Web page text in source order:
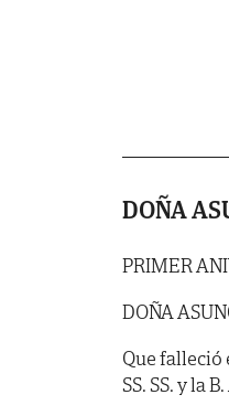
DOÑA
PRIMER
DOÑA
Que falleció
SS. SS. y la